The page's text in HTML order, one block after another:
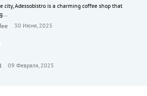
city, Adessobistro is a charming coffee shop that
30 Июня, 2025
09 Февраля, 2025